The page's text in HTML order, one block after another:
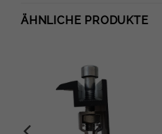
ÄHNLICHE PRODUKTE